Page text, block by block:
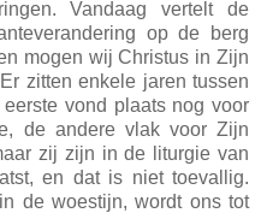
Vandaag vertelt de
op de berg
mogen wij Christus in Zijn
zitten enkele jaren tussen
vond plaats nog voor
de andere vlak voor Zijn
zij zijn in de liturgie van
en dat is niet toevallig.
de woestijn, wordt ons tot